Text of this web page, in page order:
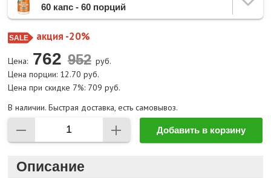
60 капс - 60 порций
акция -20%
Цена: 762
руб.
Цена порции: 12.70 руб.
Цена при скидке 7%: 709 руб.
В наличии. Быстрая доставка, есть самовывоз.
Добавить в корзину
Описание